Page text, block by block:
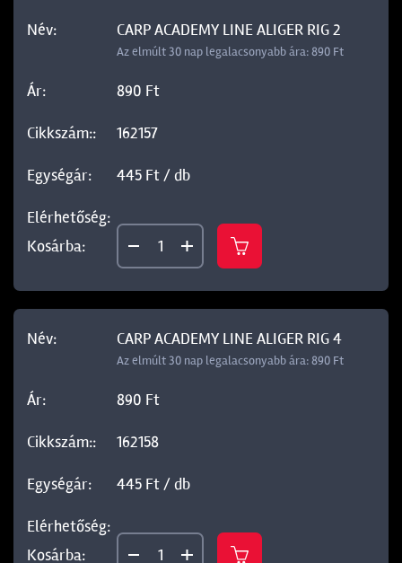
CARP ACADEMY LINE ALIGER RIG 2
Az elmúlt 30 nap legalacsonyabb ára: 890 Ft
890 Ft
162157
445 Ft / db
CARP ACADEMY LINE ALIGER RIG 4
Az elmúlt 30 nap legalacsonyabb ára: 890 Ft
890 Ft
162158
445 Ft / db